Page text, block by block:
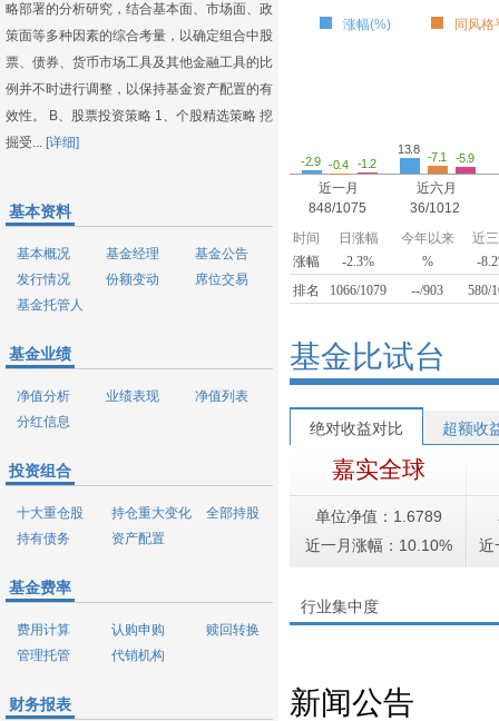
略部署的分析研究，结合基本面、市场面、政
策面等多种因素的综合考量，以确定组合中股
票、债券、货币市场工具及其他金融工具的比
例并不时进行调整，以保持基金资产配置的有
效性。 B、股票投资策略 1、个股精选策略 挖
掘受... [详细]
基本资料
基本概况 基金经理
基金公告
发行情况
份额变动
席位交易
基金托管人
基金业绩
净值分析 业绩表现
净值列表
分红信息
投资组合
十大重仓股 持仓重大变化
全部持股
持有债务
资产配置
基金费率
费用计算 认购申购
赎回转换
管理托管
代销机构
财务报表
涨幅(%) 同风格
-2.9 -0.4 -1.2
近一月
848/1075
13.8
-7.1 -5.9
近六月
36/1012
时间
日涨幅 今年以来
近
涨幅
-2.3% %
-
排名
1066/1079 --/903 580/
基金比试台
绝对收益对比 超额收
嘉实全球
单位净值：1.6789
近一月涨幅：10.10%
近
行业集中度
新闻公告